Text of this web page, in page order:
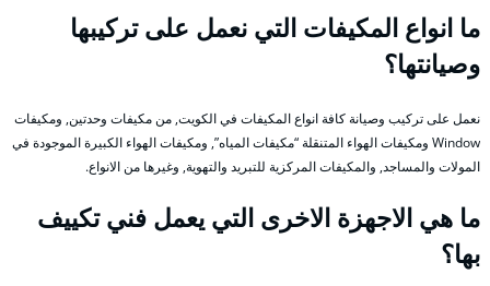
ما انواع المكيفات التي نعمل على تركيبها
وصيانتها؟
نعمل على تركيب وصيانة كافة انواع المكيفات في الكويت, من مكيفات وحدتين, ومكيفات
Window ومكيفات الهواء المتنقلة “مكيفات المياه”, ومكيفات الهواء الكبيرة الموجودة في
المولات والمساجد, والمكيفات المركزية للتبريد والتهوية, وغيرها من الانواع.
ما هي الاجهزة الاخرى التي يعمل فني تكييف
بها؟